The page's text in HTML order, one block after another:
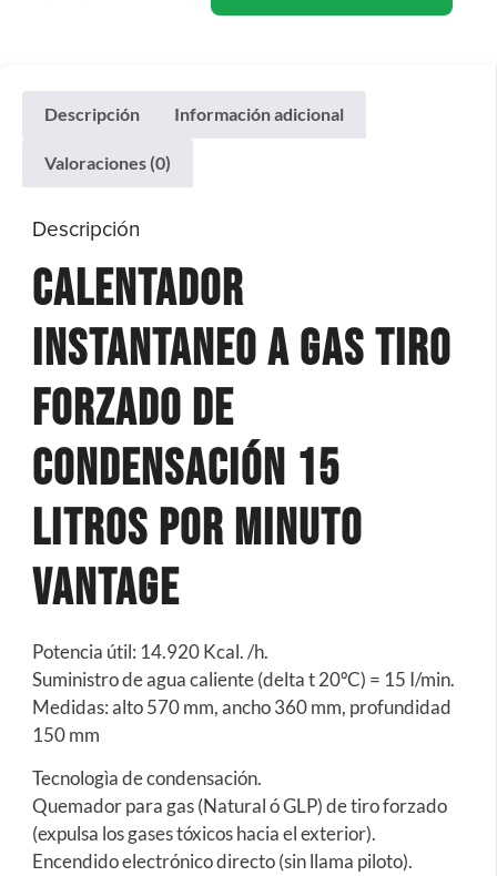
Descripción Información adicional
Valoraciones (0)
Descripción
Calentador
instantaneo a gas tiro
forzado de
condensación 15
Litros por minuto
Vantage
Potencia útil: 14.920 Kcal. /h.
Suministro de agua caliente (delta t 20ºC) = 15 I/min.
Medidas: alto 570 mm, ancho 360 mm, profundidad
150 mm
Tecnologìa de condensación.
Quemador para gas (Natural ó GLP) de tiro forzado
(expulsa los gases tóxicos hacia el exterior).
Encendido electrónico directo (sin llama piloto).